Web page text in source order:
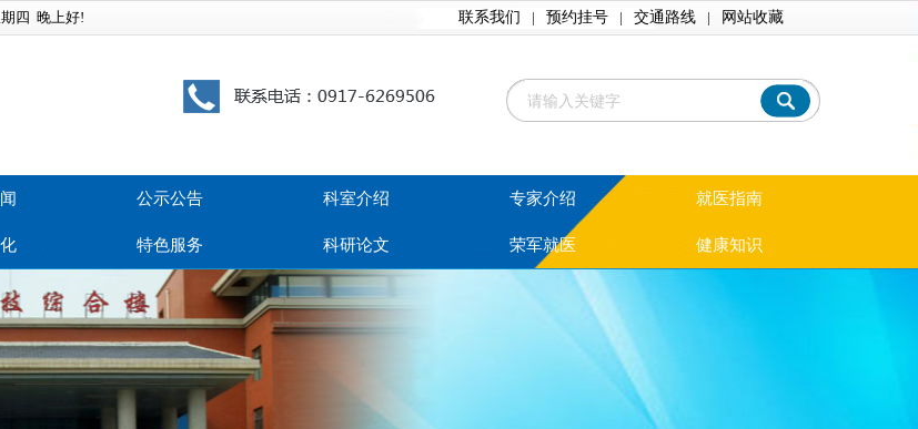
四 晚上好! 联系我们 | 预约挂号 | 交通路线 | 网站收藏
公示公告 科室介绍 专家介绍 就医指南
特色服务 科研论文 荣军就医 健康知识